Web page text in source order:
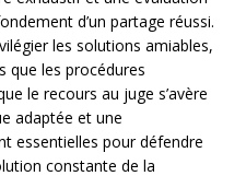
d’un partage réussi.
les solutions amiables,
que les procédures
le recours au juge s’avère
adaptée et une
essentielles pour défendre
constante de la